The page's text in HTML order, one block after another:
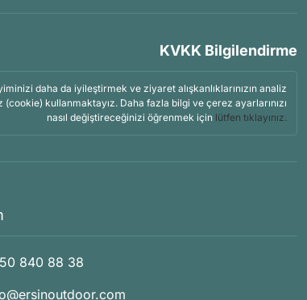
KVKK Bilgilendirme
daha da iyileştirmek ve ziyaret alışkanlıklarınızın analiz
kullanmaktayız. Daha fazla bilgi ve çerez ayarlarınızı
nasıl değiştireceğinizi öğrenmek için lütfen tıklayınız.
840 88 38